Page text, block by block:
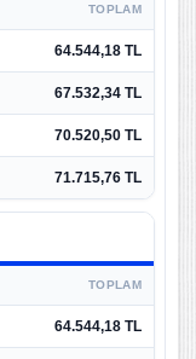
TOPLAM
64.544,18 TL
67.532,34 TL
70.520,50 TL
71.715,76 TL
TOPLAM
64.544,18 TL